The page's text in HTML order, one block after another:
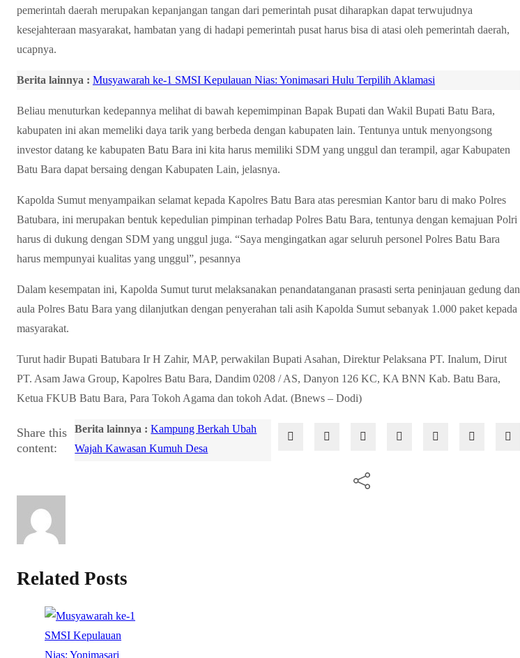
pemerintah daerah merupakan kepanjangan tangan dari pemerintah pusat diharapkan dapat terwujudnya
kesejahteraan masyarakat, hambatan yang di hadapi pemerintah pusat harus bisa di atasi oleh pemerintah daerah,
ucapnya.
Berita lainnya : Musyawarah ke-1 SMSI Kepulauan Nias: Yonimasari Hulu Terpilih Aklamasi
Beliau menuturkan kedepannya melihat di bawah kepemimpinan Bapak Bupati dan Wakil Bupati Batu Bara,
kabupaten ini akan memeliki daya tarik yang berbeda dengan kabupaten lain. Tentunya untuk menyongsong
investor datang ke kabupaten Batu Bara ini kita harus memiliki SDM yang unggul dan terampil, agar Kabupaten
Batu Bara dapat bersaing dengan Kabupaten Lain, jelasnya.
Kapolda Sumut menyampaikan selamat kepada Kapolres Batu Bara atas peresmian Kantor baru di mako Polres
Batubara, ini merupakan bentuk kepedulian pimpinan terhadap Polres Batu Bara, tentunya dengan kemajuan Polri
harus di dukung dengan SDM yang unggul juga. “Saya mengingatkan agar seluruh personel Polres Batu Bara
harus mempunyai kualitas yang unggul”, pesannya
Dalam kesempatan ini, Kapolda Sumut turut melaksanakan penandatanganan prasasti serta peninjauan gedung dan
aula Polres Batu Bara yang dilanjutkan dengan penyerahan tali asih Kapolda Sumut sebanyak 1.000 paket kepada
masyarakat.
Turut hadir Bupati Batubara Ir H Zahir, MAP, perwakilan Bupati Asahan, Direktur Pelaksana PT. Inalum, Dirut
PT. Asam Jawa Group, Kapolres Batu Bara, Dandim 0208 / AS, Danyon 126 KC, KA BNN Kab. Batu Bara,
Ketua FKUB Batu Bara, Para Tokoh Agama dan tokoh Adat. (Bnews – Dodi)
Share this
content:
Berita lainnya : Kampung Berkah Ubah
Wajah Kawasan Kumuh Desa
Related Posts